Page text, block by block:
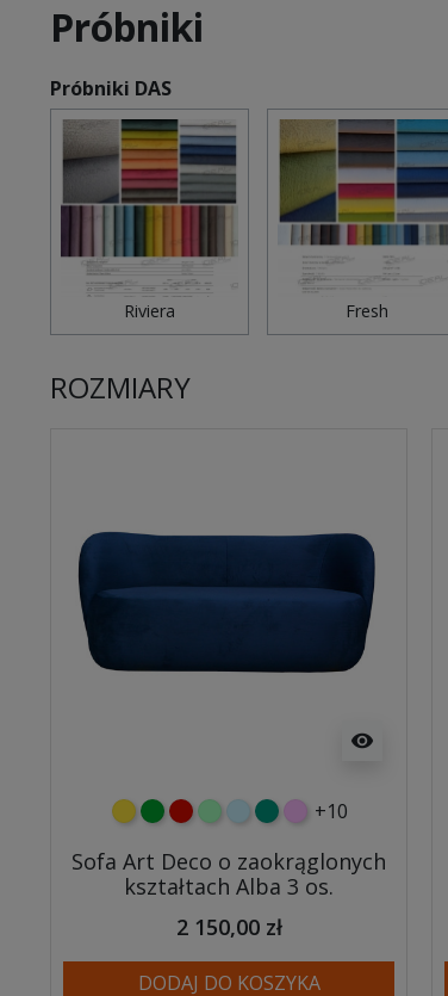
Próbniki
Próbniki DAS
Riviera Fresh
ROZMIARY
visibility
żółtyzielonyczerwony
miętowy
błękitnyturkusowy
różowy
+10
Sofa Art Deco o zaokrąglonych
kształtach Alba 3 os.
2 150,00 zł
DODAJ DO KOSZYKA